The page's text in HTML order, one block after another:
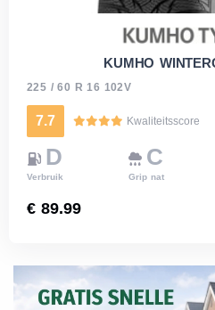
KUMHO
225 / 60 R 16 102V
7.7 Kwaliteitsscore
D
Verbruik
C
Grip nat
€ 89.99